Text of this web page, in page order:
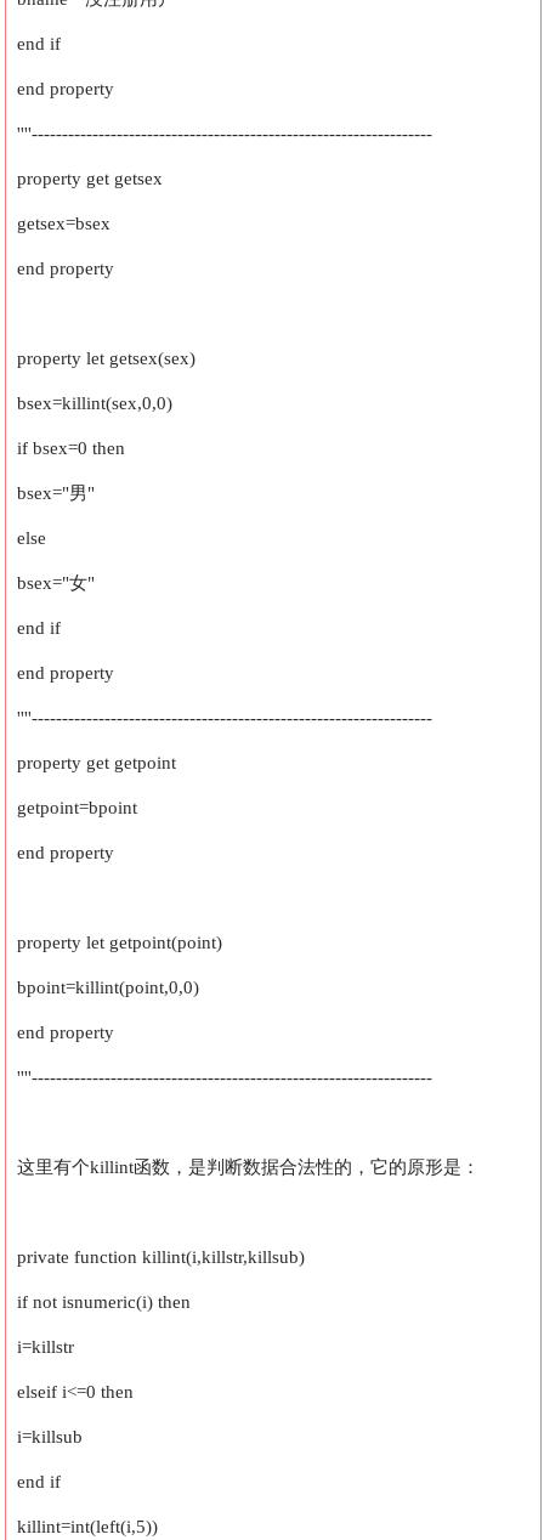
end if
end property
''''------------------------------------------------------------------
property get getsex
getsex=bsex
end property
property let getsex(sex)
bsex=killint(sex,0,0)
if bsex=0 then
bsex="男"
else
bsex="女"
end if
end property
''''------------------------------------------------------------------
property get getpoint
getpoint=bpoint
end property
property let getpoint(point)
bpoint=killint(point,0,0)
end property
''''------------------------------------------------------------------
这里有个killint函数，是判断数据合法性的，它的原形是：
private function killint(i,killstr,killsub)
if not isnumeric(i) then
i=killstr
elseif i<=0 then
i=killsub
end if
killint=int(left(i,5))